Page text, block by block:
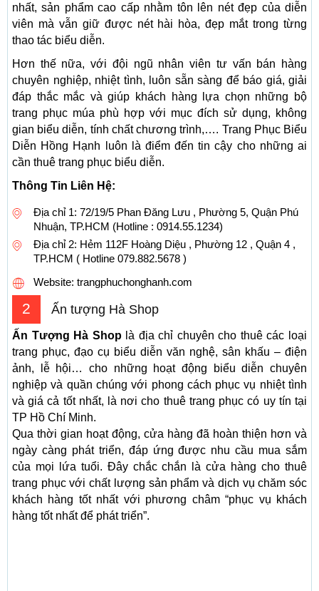
nhất, sản phẩm cao cấp nhằm tôn lên nét đẹp của diễn
viên mà vẫn giữ được nét hài hòa, đẹp mắt trong từng
thao tác biểu diễn.
Hơn thế nữa, với đội ngũ nhân viên tư vấn bán hàng
chuyên nghiệp, nhiệt tình, luôn sẵn sàng để báo giá, giải
đáp thắc mắc và giúp khách hàng lựa chọn những bộ
trang phục múa phù hợp với mục đích sử dụng, không
gian biểu diễn, tính chất chương trình,…. Trang Phục Biểu
Diễn Hồng Hạnh luôn là điểm đến tin cậy cho những ai
cần thuê trang phục biểu diễn.
Thông Tin Liên Hệ:
Địa chỉ 1: 72/19/5 Phan Đăng Lưu , Phường 5, Quận Phú
Nhuận, TP.HCM (Hotline : 0914.55.1234)
Địa chỉ 2: Hẻm 112F Hoàng Diệu , Phường 12 , Quận 4 ,
TP.HCM ( Hotline 079.882.5678 )
Website: trangphuchonghanh.com
2 Ấn tượng Hà Shop
Ấn Tượng Hà Shoplà địa chỉ chuyên cho thuê các loại
trang phục, đạo cụ biểu diễn văn nghệ, sân khấu – điện
ảnh, lễ hội… cho những hoạt động biểu diễn chuyên
nghiệp và quần chúng với phong cách phục vụ nhiệt tình
và giá cả tốt nhất, là nơi cho thuê trang phục có uy tín tại
TP Hồ Chí Minh.
Qua thời gian hoạt động, cửa hàng đã hoàn thiện hơn và
ngày càng phát triển, đáp ứng được nhu cầu mua sắm
của mọi lứa tuổi. Đây chắc chắn là cửa hàng cho thuê
trang phục với chất lượng sản phẩm và dịch vụ chăm sóc
khách hàng tốt nhất với phương châm “phục vụ khách
hàng tốt nhất để phát triển”.